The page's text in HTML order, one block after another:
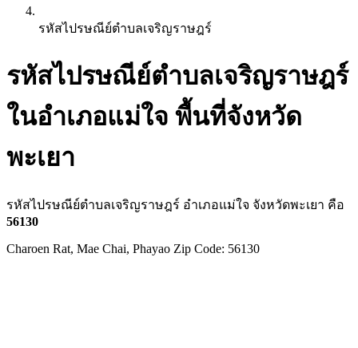
รหัสไปรษณีย์ตำบลเจริญราษฎร์
รหัสไปรษณีย์ตำบลเจริญราษฎร์
ในอำเภอแม่ใจ พื้นที่จังหวัด
พะเยา
รหัสไปรษณีย์ตำบลเจริญราษฎร์ อำเภอแม่ใจ จังหวัดพะเยา คือ
56130
Charoen Rat, Mae Chai, Phayao Zip Code: 56130